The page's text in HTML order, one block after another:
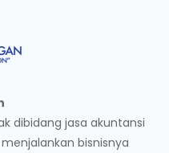
dibidang jasa akuntansi
bisnisnya